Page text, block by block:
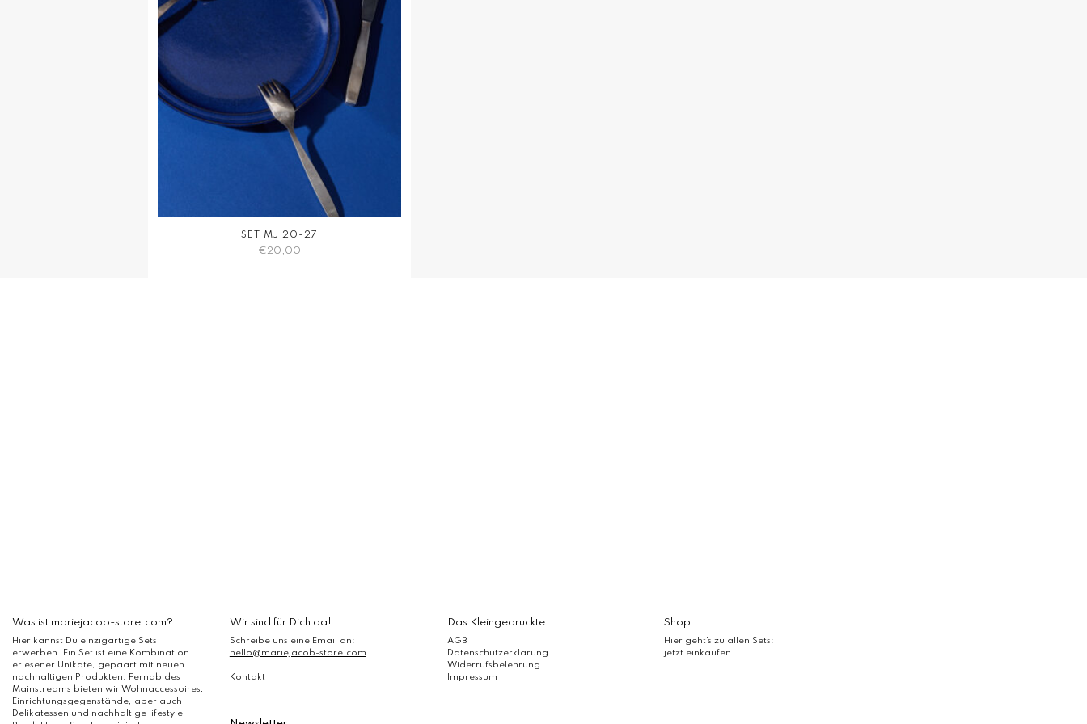
SET MJ 20-27
€20,00
Was ist mariejacob-store.com?
Hier kannst Du einzigartige Sets
erwerben. Ein Set ist eine Kombination
erlesener Unikate, gepaart mit neuen
nachhaltigen Produkten. Fernab des
Mainstreams bieten wir Wohnaccessoires,
Einrichtungsgegenstände, aber auch
Delikatessen und nachhaltige lifestyle
Wir sind für Dich da!
Schreibe uns eine Email an:
hello@mariejacob-store.com
Kontakt
Das Kleingedruckte
AGB
Datenschutzerklärung
Widerrufsbelehrung
Impressum
Shop
Hier geht’s zu allen Sets:
jetzt einkaufen